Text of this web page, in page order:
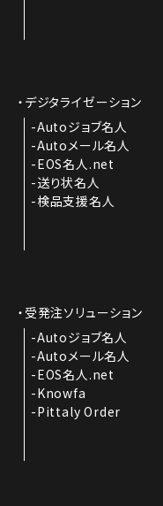
デジタライゼーション
Autoジョブ名人
Autoメール名人
EOS名人.net
送り状名人
検品支援名人
受発注ソリューション
Autoジョブ名人
Autoメール名人
EOS名人.net
Knowfa
Pittaly Order